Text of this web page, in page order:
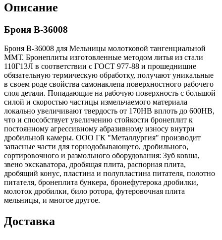
Описание
Броня В-36008
Броня В-36008 для Мельницы молотковой тангенциальной
ММТ. Бронеплиты изготовленные методом литья из стали
110Г13Л в соответствии с ГОСТ 977-88 и прошеднишие
обязательную термическую обработку, получают уникальные
в своем роде свойства самонаклепа поверхностного рабочего
слоя детали. Попадающие на рабочую поверхность с большой
силой и скоростью частицы измельчаемого материала
локально увеличивают твердость от 170HB вплоть до 600НВ,
что и способствует увеличению стойкости бронеплит к
постоянному агрессивному абразивному износу внутри
дробильной камеры. ООО ГК "Металлургия" производит
запасные части для горнодобывающего, дробильного,
сортировочного и размольного оборудования: Зуб ковша,
звено экскаватора, дробящая плита, распорная плита,
дробящий конус, пластина и полупластина питателя, полотно
питателя, бронеплита бункера, бронефутерока дробилки,
молоток дробилки, било ротора, футеровочная плита
мельницы, и многое другое.
Доставка